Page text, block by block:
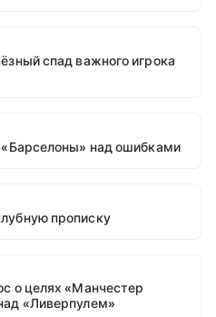
спад важного игрока
над ошибками
прописку
о целях «Манчестер
«Ливерпулем»